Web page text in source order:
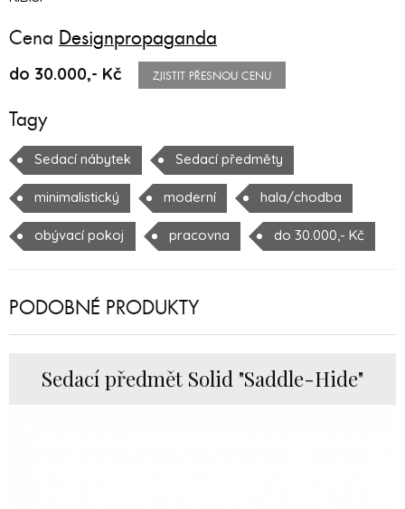
Cena Designpropaganda
do 30.000,- Kč ZJISTIT PŘESNOU CENU
Tagy
Sedací nábytek Sedací předměty
minimalistický moderní hala/chodba
obývací pokoj pracovna do 30.000,- Kč
PODOBNÉ PRODUKTY
Sedací předmět Solid "Saddle-Hide"